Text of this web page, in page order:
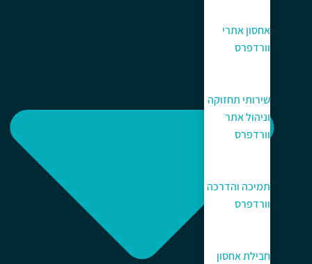
אחסון אתרי
וורדפרס
שירותי תחזוקה
וניהול אתר
וורדפרס
תמיכה והדרכה
וורדפרס
חבילת אחסון